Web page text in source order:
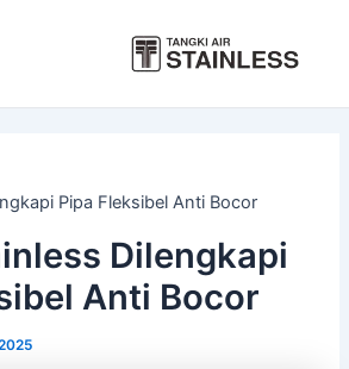
Pipa Fleksibel Anti Bocor
Dilengkapi
Anti Bocor